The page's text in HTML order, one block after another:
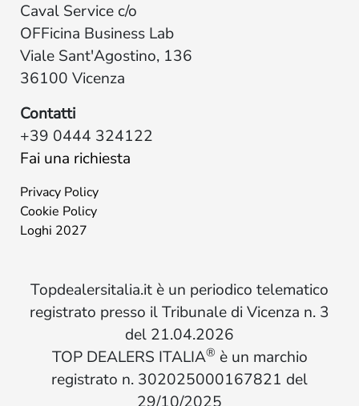
Caval Service c/o
OFFicina Business Lab
Viale Sant'Agostino, 136
36100 Vicenza
Contatti
+39 0444 324122
Fai una richiesta
Privacy Policy
Cookie Policy
Loghi 2027
Topdealersitalia.it è un periodico telematico
registrato presso il Tribunale di Vicenza n. 3
del 21.04.2026
TOP DEALERS ITALIA® è un marchio
registrato n. 302025000167821 del